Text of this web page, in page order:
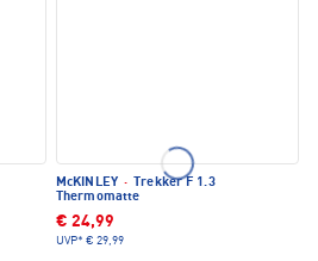
McKINLEY ·
Trekker F 1.3
Thermomatte
€ 24,99
UVP* € 29,99